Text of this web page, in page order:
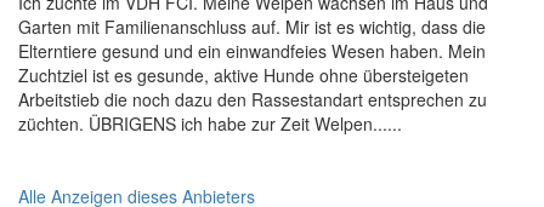
Garten mit Familienanschluss auf. Mir ist es wichtig, dass die
Elterntiere gesund und ein einwandfeies Wesen haben. Mein
Zuchtziel ist es gesunde, aktive Hunde ohne übersteigeten
Arbeitstieb die noch dazu den Rassestandart entsprechen zu
züchten. ÜBRIGENS ich habe zur Zeit Welpen......
Alle Anzeigen dieses Anbieters